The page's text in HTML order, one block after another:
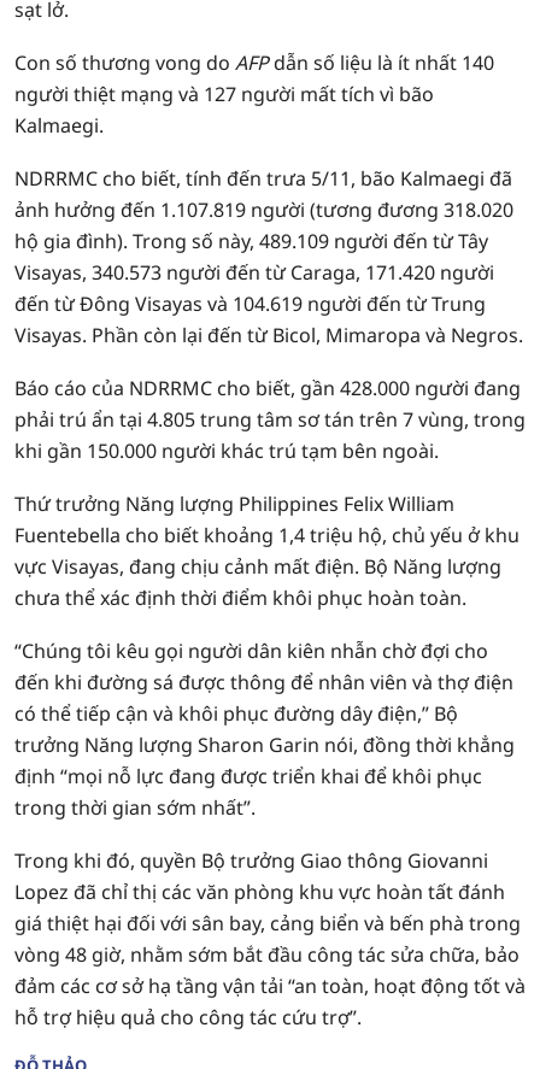
sạt lở.
Con số thương vong do AFPdẫn số liệu là ít nhất 140
người thiệt mạng và 127 người mất tích vì bão
Kalmaegi.
NDRRMC cho biết, tính đến trưa 5/11, bão Kalmaegi đã
ảnh hưởng đến 1.107.819 người (tương đương 318.020
hộ gia đình). Trong số này, 489.109 người đến từ Tây
Visayas, 340.573 người đến từ Caraga, 171.420 người
đến từ Đông Visayas và 104.619 người đến từ Trung
Visayas. Phần còn lại đến từ Bicol, Mimaropa và Negros.
Báo cáo của NDRRMC cho biết, gần 428.000 người đang
phải trú ẩn tại 4.805 trung tâm sơ tán trên 7 vùng, trong
khi gần 150.000 người khác trú tạm bên ngoài.
Thứ trưởng Năng lượng Philippines Felix William
Fuentebella cho biết khoảng 1,4 triệu hộ, chủ yếu ở khu
vực Visayas, đang chịu cảnh mất điện. Bộ Năng lượng
chưa thể xác định thời điểm khôi phục hoàn toàn.
“Chúng tôi kêu gọi người dân kiên nhẫn chờ đợi cho
đến khi đường sá được thông để nhân viên và thợ điện
có thể tiếp cận và khôi phục đường dây điện,” Bộ
trưởng Năng lượng Sharon Garin nói, đồng thời khẳng
định “mọi nỗ lực đang được triển khai để khôi phục
trong thời gian sớm nhất”.
Trong khi đó, quyền Bộ trưởng Giao thông Giovanni
Lopez đã chỉ thị các văn phòng khu vực hoàn tất đánh
giá thiệt hại đối với sân bay, cảng biển và bến phà trong
vòng 48 giờ, nhằm sớm bắt đầu công tác sửa chữa, bảo
đảm các cơ sở hạ tầng vận tải “an toàn, hoạt động tốt và
hỗ trợ hiệu quả cho công tác cứu trợ”.